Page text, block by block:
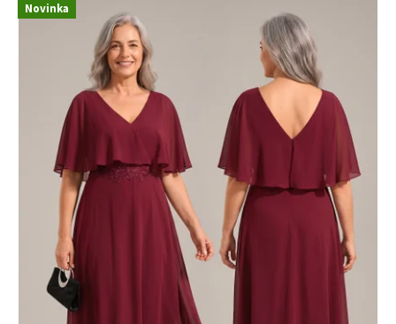
Novinka